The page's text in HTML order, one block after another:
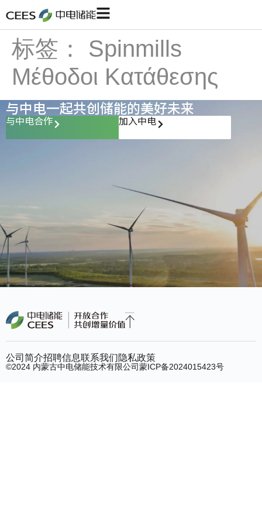
标签： Spinmills
Μέθοδοι Κατάθεσης
与中电一起共创储能的美好未来
与中电合作 加入中电
©2024 内蒙古中电储能技术有限公司蒙ICP备2024015423号
公司简介招聘信息联系我们隐私政策